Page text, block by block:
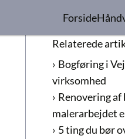
Forside
Relaterede
Bogføring i
virksomhed
Renovering
malerarbejdet
5 ting du bør